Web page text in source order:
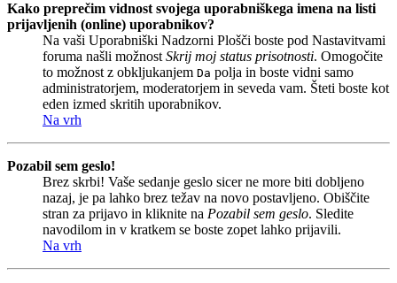
Kako preprečim vidnost svojega uporabniškega imena na listi
prijavljenih (online) uporabnikov?
Na vaši Uporabniški Nadzorni Plošči boste pod Nastavitvami
foruma našli možnost Skrij moj status prisotnosti. Omogočite
to možnost z obkljukanjem Da polja in boste vidni samo
administratorjem, moderatorjem in seveda vam. Šteti boste kot
eden izmed skritih uporabnikov.
Na vrh
Pozabil sem geslo!
Brez skrbi! Vaše sedanje geslo sicer ne more biti dobljeno
nazaj, je pa lahko brez težav na novo postavljeno. Obiščite
stran za prijavo in kliknite na Pozabil sem geslo. Sledite
navodilom in v kratkem se boste zopet lahko prijavili.
Na vrh